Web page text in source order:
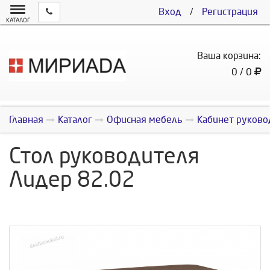
Вход / Регистрация
КАТАЛОГ
Ваша корзина:
0 / 0
Главная Каталог Офисная мебель Кабинет
Стол руководителя
Лидер 82.02